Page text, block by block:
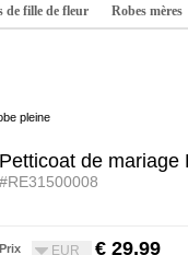
de fille de fleur Robes mères
pleine
Petticoat de mariage
#RE31500008
Prix EUR € 29,99